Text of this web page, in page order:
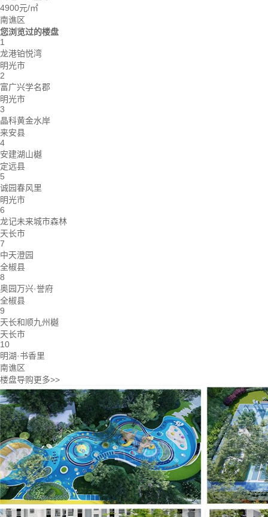
4900元/㎡
南谯区
您浏览过的楼盘
1
龙港铂悦湾
明光市
2
富广兴学名郡
明光市
3
晶科黄金水岸
来安县
4
安建湖山樾
定远县
5
诚园春风里
明光市
6
龙记未来城市森林
天长市
7
中天澄园
全椒县
8
奥园万兴·誉府
全椒县
9
天长和顺九州樾
天长市
10
明湖·书香里
南谯区
楼盘导购更多>>